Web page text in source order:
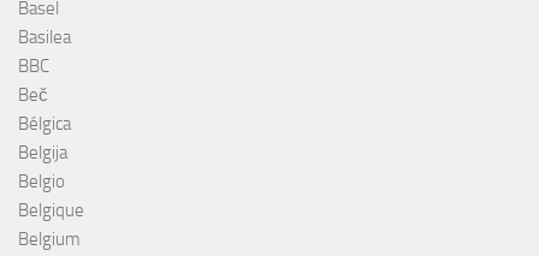
Basel
Basilea
BBC
Beč
Bélgica
Belgija
Belgio
Belgique
Belgium